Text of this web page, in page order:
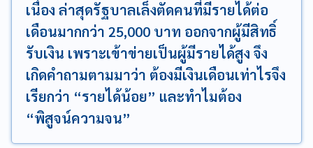
เนื่อง ล่าสุดรัฐบาลเล็งตัดคนที่มีรายได้ต่อ
เดือนมากกว่า 25,000 บาท ออกจากผู้มีสิทธิ์
รับเงิน เพราะเข้าข่ายเป็นผู้มีรายได้สูง จึง
เกิดคำถามตามมาว่า ต้องมีเงินเดือนเท่าไรจึง
เรียกว่า “รายได้น้อย” และทำไมต้อง
“พิสูจน์ความจน”